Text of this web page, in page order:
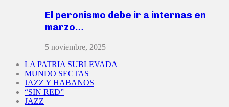
El peronismo debe ir a internas en
marzo…
5 noviembre, 2025
LA PATRIA SUBLEVADA
MUNDO SECTAS
JAZZ Y HABANOS
“SIN RED”
JAZZ